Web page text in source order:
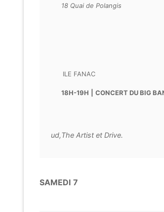
18 Quai de Polangis
ILE FANAC
18H-19H CONCERT DU BIG
ud,The Artist et Drive.
SAMEDI 7